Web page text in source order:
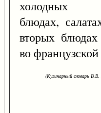
холодных
блюдах,
вторых
во
(Кулинарный словарь В.В.